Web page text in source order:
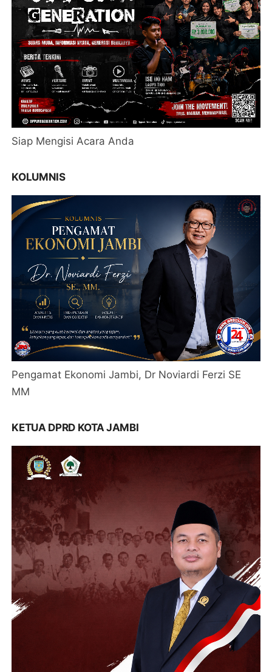
Siap Mengisi Acara Anda
KOLUMNIS
Pengamat Ekonomi Jambi, Dr Noviardi Ferzi SE
MM
KETUA DPRD KOTA JAMBI